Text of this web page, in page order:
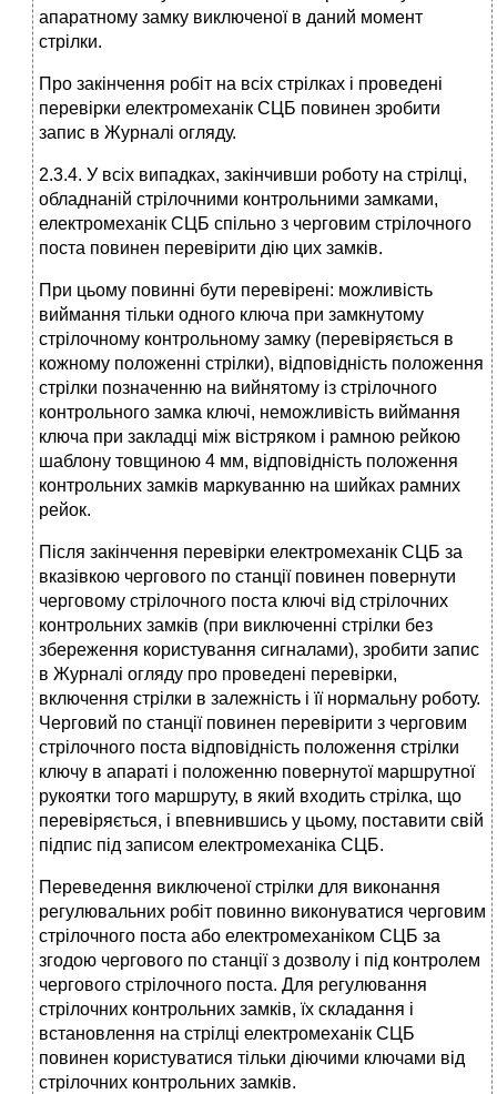
апаратному замку виключеної в даний момент
стрілки.
Про закінчення робіт на всіх стрілках і проведені
перевірки електромеханік СЦБ повинен зробити
запис в Журналі огляду.
2.3.4. У всіх випадках, закінчивши роботу на стрілці,
обладнаній стрілочними контрольними замками,
електромеханік СЦБ спільно з черговим стрілочного
поста повинен перевірити дію цих замків.
При цьому повинні бути перевірені: можливість
виймання тільки одного ключа при замкнутому
стрілочному контрольному замку (перевіряється в
кожному положенні стрілки), відповідність положення
стрілки позначенню на вийнятому із стрілочного
контрольного замка ключі, неможливість виймання
ключа при закладці між вістряком і рамною рейкою
шаблону товщиною 4 мм, відповідність положення
контрольних замків маркуванню на шийках рамних
рейок.
Після закінчення перевірки електромеханік СЦБ за
вказівкою чергового по станції повинен повернути
черговому стрілочного поста ключі від стрілочних
контрольних замків (при виключенні стрілки без
збереження користування сигналами), зробити запис
в Журналі огляду про проведені перевірки,
включення стрілки в залежність і її нормальну роботу.
Черговий по станції повинен перевірити з черговим
стрілочного поста відповідність положення стрілки
ключу в апараті і положенню повернутої маршрутної
рукоятки того маршруту, в який входить стрілка, що
перевіряється, і впевнившись у цьому, поставити свій
підпис під записом електромеханіка СЦБ.
Переведення виключеної стрілки для виконання
регулювальних робіт повинно виконуватися черговим
стрілочного поста або електромеханіком СЦБ за
згодою чергового по станції з дозволу і під контролем
чергового стрілочного поста. Для регулювання
стрілочних контрольних замків, їх складання і
встановлення на стрілці електромеханік СЦБ
повинен користуватися тільки діючими ключами від
стрілочних контрольних замків.